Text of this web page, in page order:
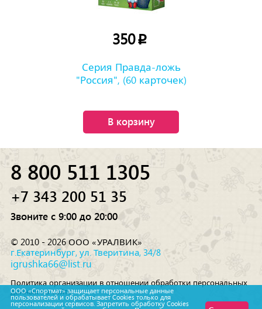
350p
Серия Правда-ложь
"Россия", (60 карточек)
В корзину
8 800 511 1305
+7 343 200 51 35
Звоните с 9:00 до 20:00
© 2010 - 2026 ООО «УРАЛВИК»
г.Екатеринбург, ул. Тверитина, 34/8
igrushka66@list.ru
Политика организации в отношении обработки персональных
данных на сайте
ООО «Спортмат» защищает персональные данные
пользователей и обрабатывает Cookies только для
персонализации сервисов. Запретить обработку Cookies